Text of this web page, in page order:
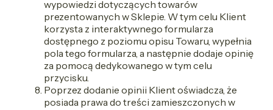
wypowiedzi dotyczących towarów
prezentowanych w Sklepie. W tym celu Klient
korzysta z interaktywnego formularza
dostępnego z poziomu opisu Towaru, wypełnia
pola tego formularza, a następnie dodaje opinię
za pomocą dedykowanego w tym celu
przycisku.
Poprzez dodanie opinii Klient oświadcza, że
posiada prawa do treści zamieszczonych w